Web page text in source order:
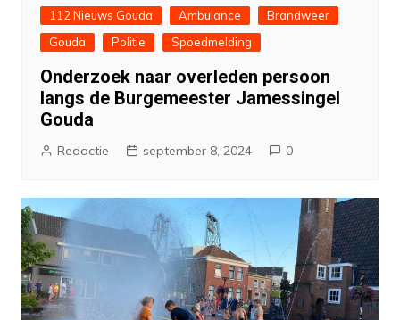
112 Nieuws Gouda Ambulance
Brandweer
Gouda
Politie Spoedmelding
Onderzoek naar overleden persoon
langs de Burgemeester Jamessingel
Gouda
Redactie september 8, 2024 0